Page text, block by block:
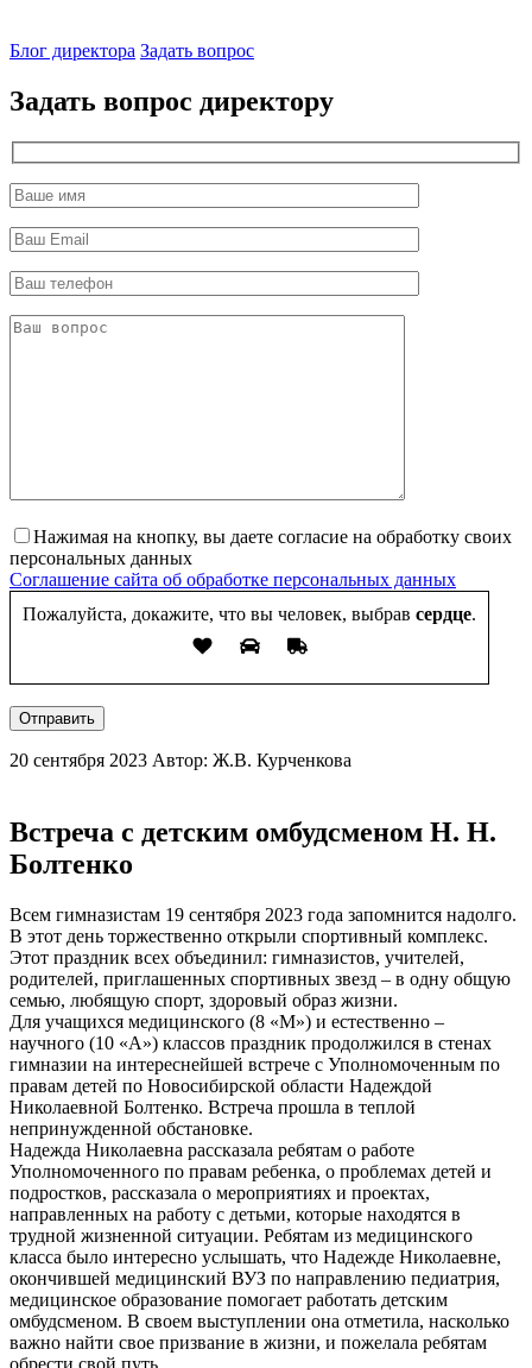
директор
Блог директора Задать вопрос
Задать вопрос директору
Нажимая на кнопку, вы даете согласие на обработку своих
персональных данных
Соглашение сайта об обработке персональных данных
Пожалуйста, докажите, что вы человек, выбрав сердце.
Отправить
20 сентября 2023 Автор: Ж.В. Курченкова
Встреча с детским омбудсменом Н. Н.
Болтенко
Всем гимназистам 19 сентября 2023 года запомнится надолго.
В этот день торжественно открыли спортивный комплекс.
Этот праздник всех объединил: гимназистов, учителей,
родителей, приглашенных спортивных звезд – в одну общую
семью, любящую спорт, здоровый образ жизни.
Для учащихся медицинского (8 «М») и естественно –
научного (10 «А») классов праздник продолжился в стенах
гимназии на интереснейшей встрече с Уполномоченным по
правам детей по Новосибирской области Надеждой
Николаевной Болтенко. Встреча прошла в теплой
непринужденной обстановке.
Надежда Николаевна рассказала ребятам о работе
Уполномоченного по правам ребенка, о проблемах детей и
подростков, рассказала о мероприятиях и проектах,
направленных на работу с детьми, которые находятся в
трудной жизненной ситуации. Ребятам из медицинского
класса было интересно услышать, что Надежде Николаевне,
окончившей медицинский ВУЗ по направлению педиатрия,
медицинское образование помогает работать детским
омбудсменом. В своем выступлении она отметила, насколько
важно найти свое призвание в жизни, и пожелала ребятам